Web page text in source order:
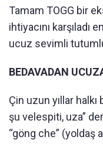
Tamam TOGG bir
ihtiyacını karşıladı
ucuz sevimli
BEDAVADAN
Çin uzun yıllar halkı
şu velespiti, uza”
“göng che” (yoldaş